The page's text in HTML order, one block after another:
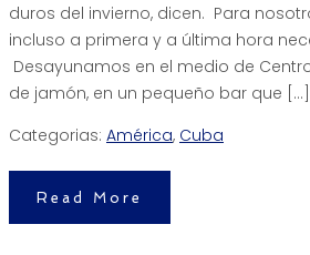
duros del invierno, dicen. Para
incluso a primera y a última hora
Desayunamos en el medio de
de jamón, en un pequeño bar que […]
Categorias: América, Cuba
Read More